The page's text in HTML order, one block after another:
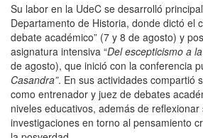
Su labor en la UdeC se desarrolló
Departamento de Historia, donde dictó el
debate académico” (7 y 8 de agosto) y
asignatura intensiva “Del escepticismo a
de agosto), que inició con la conferencia
Casandra”. En sus actividades compartió
como entrenador y juez de debates
niveles educativos, además de reflexionar
investigaciones en torno al pensamiento